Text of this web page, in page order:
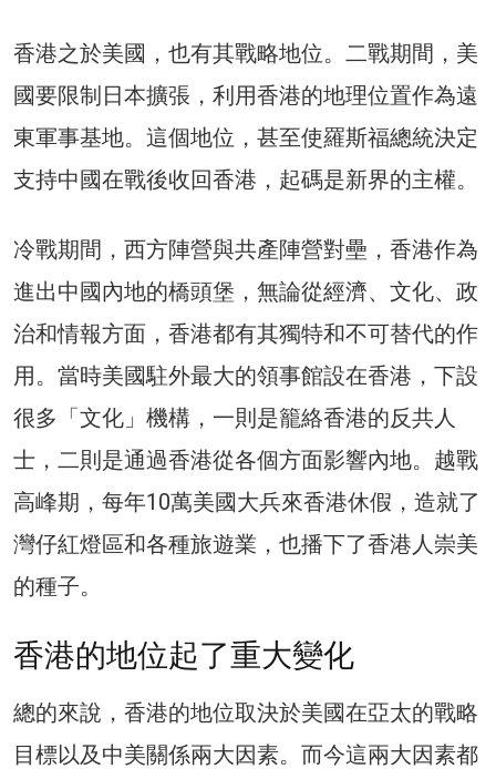
香港之於美國，也有其戰略地位。二戰期間，美
國要限制日本擴張，利用香港的地理位置作為遠
東軍事基地。這個地位，甚至使羅斯福總統決定
支持中國在戰後收回香港，起碼是新界的主權。
冷戰期間，西方陣營與共產陣營對壘，香港作為
進出中國內地的橋頭堡，無論從經濟、文化、政
治和情報方面，香港都有其獨特和不可替代的作
用。當時美國駐外最大的領事館設在香港，下設
很多「文化」機構，一則是籠絡香港的反共人
士，二則是通過香港從各個方面影響內地。越戰
高峰期，每年10萬美國大兵來香港休假，造就了
灣仔紅燈區和各種旅遊業，也播下了香港人崇美
的種子。
香港的地位起了重大變化
總的來說，香港的地位取決於美國在亞太的戰略
目標以及中美關係兩大因素。而今這兩大因素都